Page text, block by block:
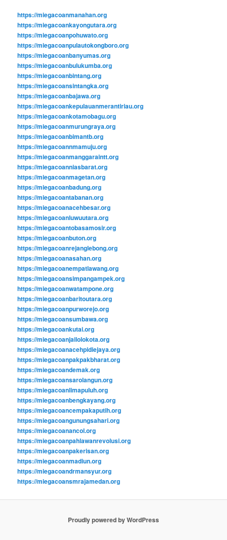
https://miegacoanmanahan.org
https://miegacoankayongutara.org
https://miegacoanpohuwato.org
https://miegacoanpulautokongboro.org
https://miegacoanbanyumas.org
https://miegacoanbulukumba.org
https://miegacoanbintang.org
https://miegacoansintangka.org
https://miegacoanbajawa.org
https://miegacoankepulauanmerantiriau.org
https://miegacoankotamobagu.org
https://miegacoanmurungraya.org
https://miegacoanbimantb.org
https://miegacoannmamuju.org
https://miegacoanmanggaraintt.org
https://miegacoanniasbarat.org
https://miegacoanmagetan.org
https://miegacoanbadung.org
https://miegacoantabanan.org
https://miegacoanacehbesar.org
https://miegacoanluwuutara.org
https://miegacoantobasamosir.org
https://miegacoanbuton.org
https://miegacoanrejanglebong.org
https://miegacoanasahan.org
https://miegacoanempatlawang.org
https://miegacoansimpangampek.org
https://miegacoanwatampone.org
https://miegacoanbaritoutara.org
https://miegacoanpurworejo.org
https://miegacoansumbawa.org
https://miegacoankutai.org
https://miegacoanjailolokota.org
https://miegacoanacehpidiejaya.org
https://miegacoanpakpakbharat.org
https://miegacoandemak.org
https://miegacoansarolangun.org
https://miegacoanlimapuluh.org
https://miegacoanbengkayang.org
https://miegacoancempakaputih.org
https://miegacoangunungsahari.org
https://miegacoanancol.org
https://miegacoanpahlawanrevolusi.org
https://miegacoanpakerisan.org
https://miegacoanmadiun.org
https://miegacoandrmansyur.org
https://miegacoansmrajamedan.org
Proudly powered by WordPress